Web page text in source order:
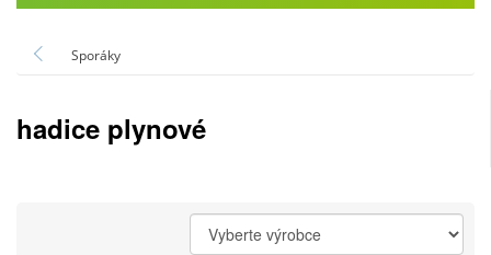
Sporáky
hadice plynové